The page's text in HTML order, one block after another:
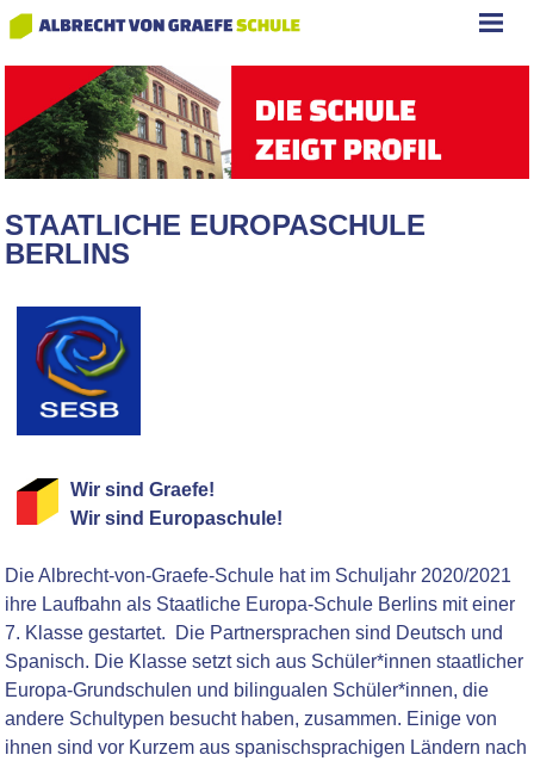
STAATLICHE EUROPASCHULE
BERLINS
Wir sind Graefe!
Wir sind Europaschule!
Die Albrecht-von-Graefe-Schule hat im Schuljahr 2020/2021
ihre Laufbahn als Staatliche Europa-Schule Berlins mit einer
7. Klasse gestartet. Die Partnersprachen sind Deutsch und
Spanisch. Die Klasse setzt sich aus Schüler*innen staatlicher
Europa-Grundschulen und bilingualen Schüler*innen, die
andere Schultypen besucht haben, zusammen. Einige von
ihnen sind vor Kurzem aus spanischsprachigen Ländern nach